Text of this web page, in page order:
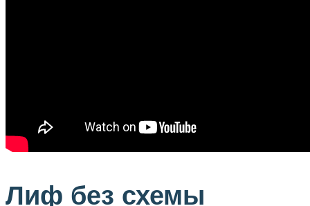
Лиф без схемы